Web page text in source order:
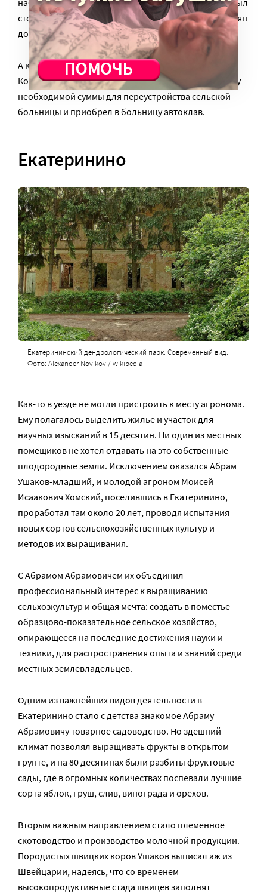
набралось около 200 человек. Для них Ушаков открыл
столовую и на собственные средства кормил крестьян
до нового урожая.
А когда 10 лет спустя он был избран председателем
Козловской уездной управы, пожертвовал половину
необходимой суммы для переустройства сельской
больницы и приобрел в больницу автоклав.
Екатеринино
Екатерининский дендрологический парк. Современный вид.
Фото: Alexander Novikov / wikipedia
Как-то в уезде не могли пристроить к месту агронома.
Ему полагалось выделить жилье и участок для
научных изысканий в 15 десятин. Ни один из местных
помещиков не хотел отдавать на это собственные
плодородные земли. Исключением оказался Абрам
Ушаков-младший, и молодой агроном Моисей
Исаакович Хомский, поселившись в Екатеринино,
проработал там около 20 лет, проводя испытания
новых сортов сельскохозяйственных культур и
методов их выращивания.
С Абрамом Абрамовичем их объединил
профессиональный интерес к выращиванию
сельхозкультур и общая мечта: создать в поместье
образцово-показательное сельское хозяйство,
опирающееся на последние достижения науки и
техники, для распространения опыта и знаний среди
местных землевладельцев.
Одним из важнейших видов деятельности в
Екатеринино стало с детства знакомое Абраму
Абрамовичу товарное садоводство. Но здешний
климат позволял выращивать фрукты в открытом
грунте, и на 80 десятинах были разбиты фруктовые
сады, где в огромных количествах поспевали лучшие
сорта яблок, груш, слив, винограда и орехов.
Вторым важным направлением стало племенное
скотоводство и производство молочной продукции.
Породистых швицких коров Ушаков выписал аж из
Швейцарии, надеясь, что со временем
высокопродуктивные стада швицев заполнят